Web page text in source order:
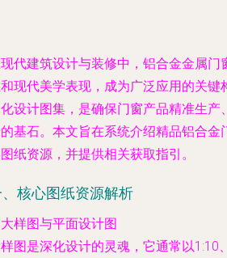
代建筑设计与装修中，铝合金金属门
现代美学表现，成为广泛应用的关键
设计图集，是确保门窗产品精准生产
基石。本文旨在系统介绍精品铝合金
纸资源，并提供相关获取指引。
核心图纸资源解析
样图与平面设计图
图是深化设计的灵魂，它通常以1:10